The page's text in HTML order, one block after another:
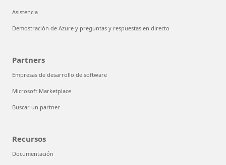
Asistencia
Demostración de Azure y preguntas y respuestas en directo
Partners
Empresas de desarrollo de software
Microsoft Marketplace
Buscar un partner
Recursos
Documentación